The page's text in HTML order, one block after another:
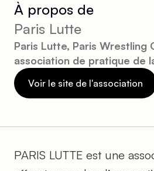
À propos de
Paris Lutte
Paris Lutte, Paris Wrestling
association de pratique de
Voir le site de l'association
PARIS LUTTE est une